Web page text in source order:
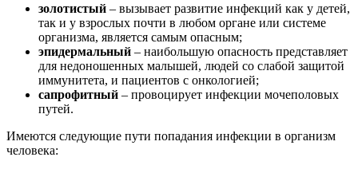
золотистый – вызывает развитие инфекций как у детей,
так и у взрослых почти в любом органе или системе
организма, является самым опасным;
эпидермальный – наибольшую опасность представляет
для недоношенных малышей, людей со слабой защитой
иммунитета, и пациентов с онкологией;
сапрофитный – провоцирует инфекции мочеполовых
путей.
Имеются следующие пути попадания инфекции в организм
человека: